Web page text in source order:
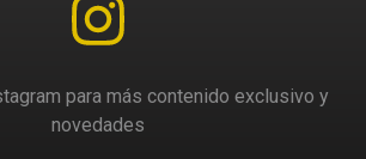
para más contenido exclusivo y
novedades